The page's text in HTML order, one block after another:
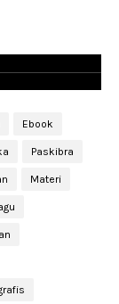
Ebook
Paskibra
Materi